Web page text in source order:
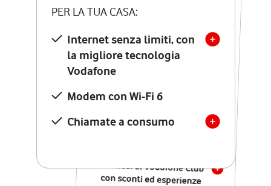
PER LA TUA CASA:
Internet senza limiti, con
la migliore tecnologia
Vodafone
Modem con Wi-Fi 6
Chiamate a consumo
PER LA TUA CASA:
Internet senza limiti, con
la migliore tecnologia
Vodafone
Modem Seven con Wi-Fi 7
Chiamate illimitate verso
numeri fissi e mobili
nazionali
12 mesi di Vodafone Club
con sconti ed esperienze
esclusive, poi si disattiva